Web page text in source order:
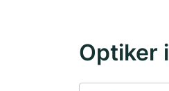
Optiker